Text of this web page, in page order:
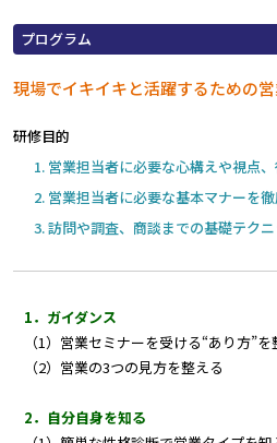
プログラム
現場でイキイキと活躍するための
研修目的
営業担当者に必要な心構えや視点
営業担当者に必要な基本マナーを
訪問や調査、商談までの基礎テク
1．ガイダンス
（1）営業セミナーを受ける“あり方”を
（2）営業の3つの見方を整える
2．自分自身を知る